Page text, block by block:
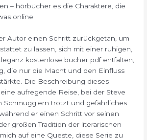
– hörbücher es die Charaktere, die
online
Autor einen Schritt zurückgetan, um
zu lassen, sich mit einer ruhigen,
kostenlose bücher pdf entfalten,
die nur die Macht und den Einfluss
Die Beschreibung dieses
aufregende Reise, bei der Steve
Schmugglern trotzt und gefährliches
er einen Schritt vor seinen
großen Tradition der literarischen
auf eine Queste, diese Serie zu